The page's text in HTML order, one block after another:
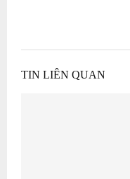
TIN LIÊN QUAN